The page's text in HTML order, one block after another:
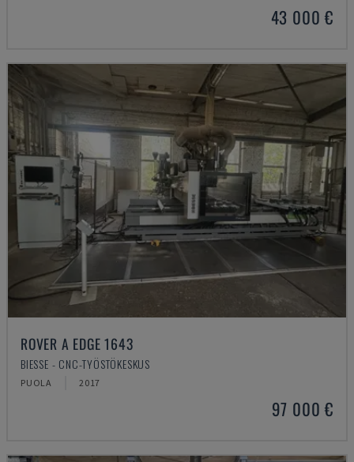
43 000 €
ROVER A EDGE 1643
BIESSE - CNC-TYÖSTÖKESKUS
PUOLA 2017
97 000 €